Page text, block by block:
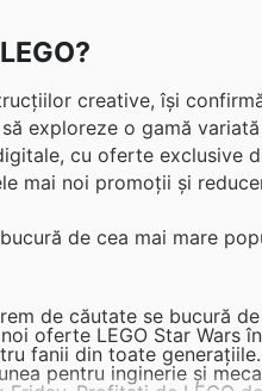
creative, își
exploreze o gamă
cu oferte exclusive
mai noi promoții și
de cea mai mare
de căutate se bucură
oferte LEGO Star Wars
fanii din toate generațiile.
pentru inginerie și